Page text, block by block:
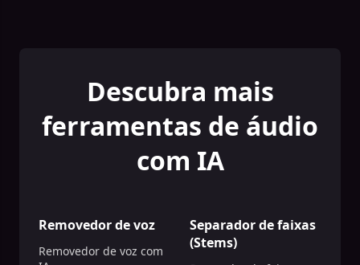
Descubra mais
ferramentas de áudio
com IA
Removedor de voz
Removedor de voz com
Separador de faixas
(Stems)